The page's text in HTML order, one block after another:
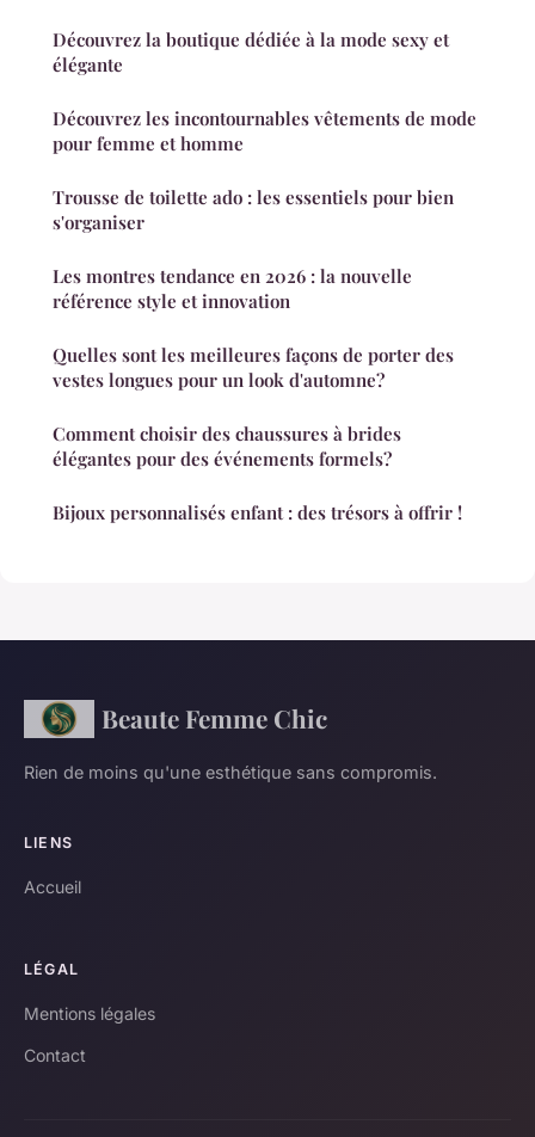
Découvrez la boutique dédiée à la mode sexy et
élégante
Découvrez les incontournables vêtements de mode
pour femme et homme
Trousse de toilette ado : les essentiels pour bien
s'organiser
Les montres tendance en 2026 : la nouvelle
référence style et innovation
Quelles sont les meilleures façons de porter des
vestes longues pour un look d'automne?
Comment choisir des chaussures à brides
élégantes pour des événements formels?
Bijoux personnalisés enfant : des trésors à offrir !
Beaute Femme Chic
Rien de moins qu'une esthétique sans compromis.
LIENS
Accueil
LÉGAL
Mentions légales
Contact